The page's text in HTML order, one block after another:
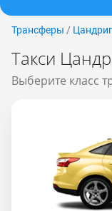
Трансферы /
Такси
Выберите класс